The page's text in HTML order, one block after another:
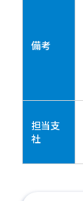
備考
担当支
社